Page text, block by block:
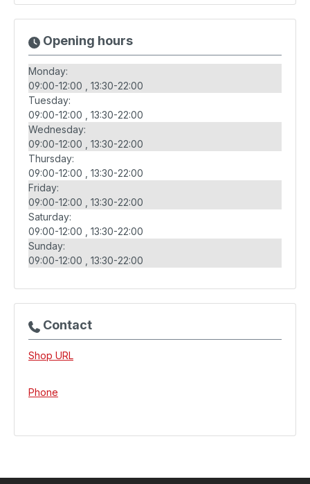
Opening hours
Monday:
09:00-12:00
13:30-22:00
Tuesday:
09:00-12:00
13:30-22:00
Wednesday:
09:00-12:00
13:30-22:00
Thursday:
09:00-12:00
13:30-22:00
Friday:
09:00-12:00
13:30-22:00
Saturday:
09:00-12:00
13:30-22:00
Sunday:
09:00-12:00
13:30-22:00
Contact
Shop URL
Phone